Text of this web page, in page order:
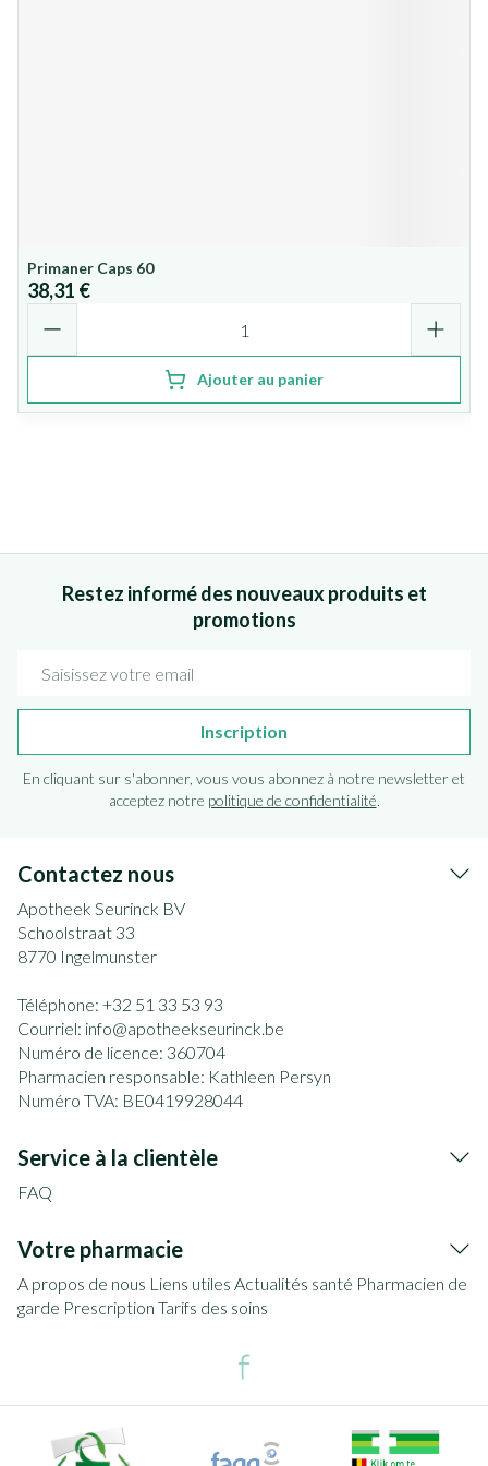
Primaner Caps 60
38,31 €
Ajouter au panier
Restez informé des nouveaux produits et
promotions
Inscription
En cliquant sur s'abonner, vous vous abonnez à notre newsletter et
acceptez notre politique de confidentialité.
Contactez nous
Apotheek Seurinck BV
Schoolstraat 33
8770 Ingelmunster
Téléphone: +32 51 33 53 93
Courriel: info@apotheekseurinck.be
Numéro de licence: 360704
Pharmacien responsable: Kathleen Persyn
Numéro TVA: BE0419928044
Service à la clientèle
FAQ
Votre pharmacie
A propos de nous Liens utiles Actualités santé Pharmacien de
garde Prescription Tarifs des soins